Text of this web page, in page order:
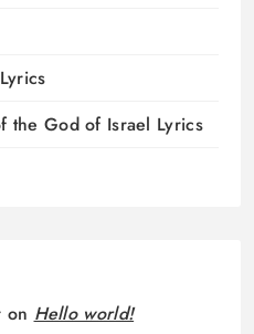
the God of Israel Lyrics
on Hello world!